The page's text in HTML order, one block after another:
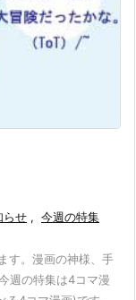
らせ , 今週の特集
す。漫画の神様、手
週の特集は4コマ漫